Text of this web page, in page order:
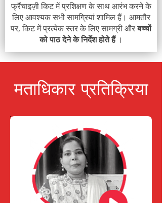
फ्रैंचाइज़ी किट में प्रशिक्षण के साथ आरंभ करने के
लिए आवश्यक सभी सामग्रियां शामिल हैं। आमतौर
पर, किट में प्रत्येक स्तर के लिए सामग्री औरबच्चों
को पाठ देने के निर्देश होते हैं।
मताधिकार प्रतिक्रिया